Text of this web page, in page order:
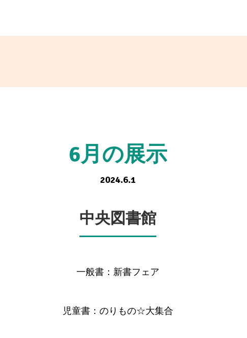
6月の展示
2024.6.1
中央図書館
一般書：新書フェア
児童書：のりもの☆大集合